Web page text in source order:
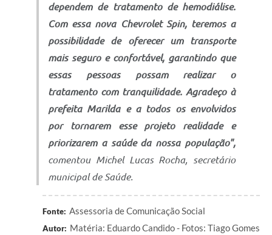
dependem de tratamento de hemodiálise.
Com essa nova Chevrolet Spin, teremos a
possibilidade de oferecer um transporte
mais seguro e confortável, garantindo que
essas pessoas possam realizar o
tratamento com tranquilidade. Agradeço à
prefeita Marilda e a todos os envolvidos
por tornarem esse projeto realidade e
priorizarem a saúde da nossa população",
comentou Michel Lucas Rocha, secretário
municipal de Saúde.
Fonte: Assessoria de Comunicação Social
Autor: Matéria: Eduardo Candido - Fotos: Tiago Gomes